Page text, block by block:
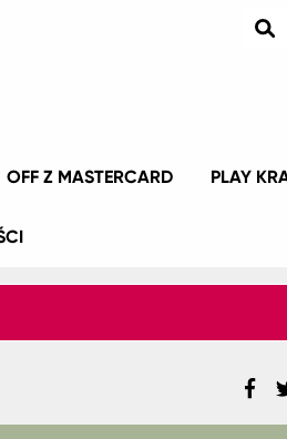
OFF Z MASTERCARD PLAY